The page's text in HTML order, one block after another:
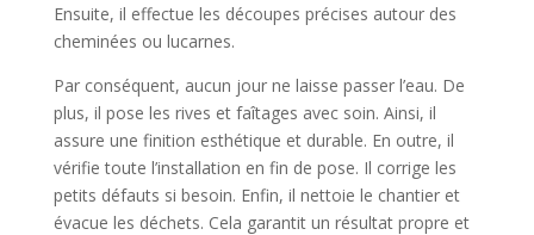
Ensuite, il effectue les découpes précises autour des
cheminées ou lucarnes.
Par conséquent, aucun jour ne laisse passer l’eau. De
plus, il pose les rives et faîtages avec soin. Ainsi, il
assure une finition esthétique et durable. En outre, il
vérifie toute l’installation en fin de pose. Il corrige les
petits défauts si besoin. Enfin, il nettoie le chantier et
évacue les déchets. Cela garantit un résultat propre et